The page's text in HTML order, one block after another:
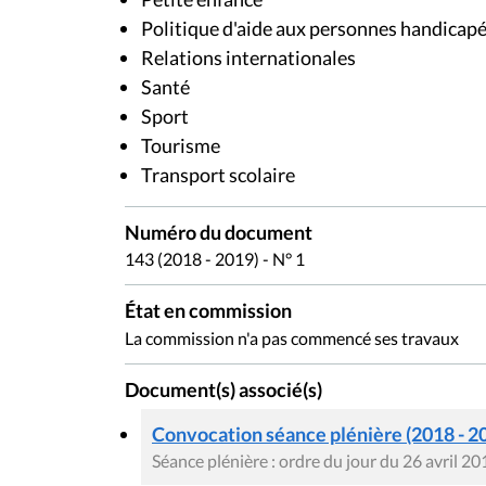
Politique d'aide aux personnes
Relations internationales
Santé
Sport
Tourisme
Transport scolaire
Numéro du document
143 (2018 - 2019) - N° 1
État en commission
La commission n'a pas commencé ses travaux
Document(s) associé(s)
Convocation séance plénière (2018 -
Séance plénière : ordre du jour du 26 avril